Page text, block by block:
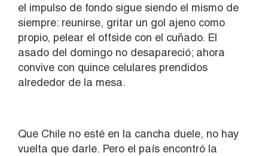
el impulso de fondo sigue siendo el mismo de
siempre: reunirse, gritar un gol ajeno como
propio, pelear el offside con el cuñado. El
asado del domingo no desapareció; ahora
convive con quince celulares prendidos
alrededor de la mesa.
Que Chile no esté en la cancha duele, no hay
vuelta que darle. Pero el país encontró la